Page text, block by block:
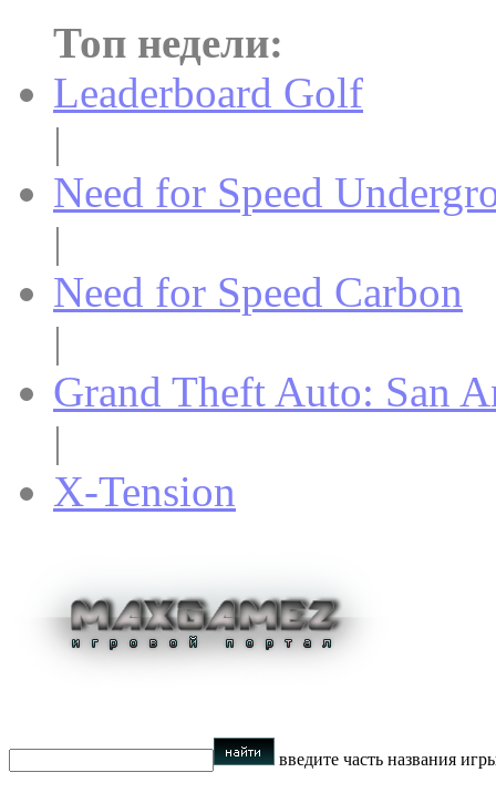
Топ недели:
Leaderboard Golf
|
Need for Speed
|
Need for Speed Carbon
|
Grand Theft Auto: San
|
X-Tension
введите часть названия